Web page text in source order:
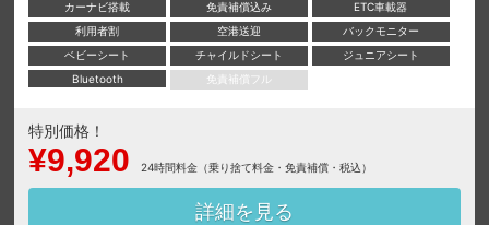
カーナビ搭載 免責補償込み
ETC車載器
利用者割
空港送迎
バックモニター
ベビーシート
チャイルドシート
ジュニアシート
Bluetooth
免責補償フル
特別価格！
¥9,920 24時間料金（乗り捨て料金・免責補償・税込）
詳細を見る